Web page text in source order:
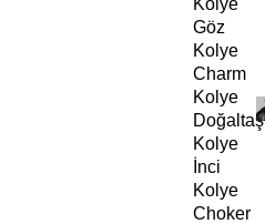
Kolye
Göz
Kolye
Charm
Kolye
Doğaltaş
Kolye
İnci
Kolye
Choker